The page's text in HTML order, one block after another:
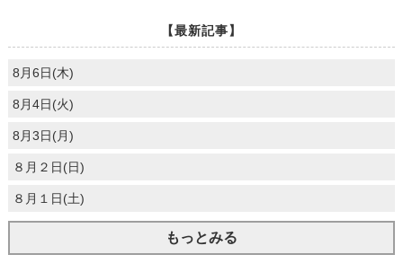
【最新記事】
8月6日(木)
8月4日(火)
8月3日(月)
８月２日(日)
８月１日(土)
もっとみる